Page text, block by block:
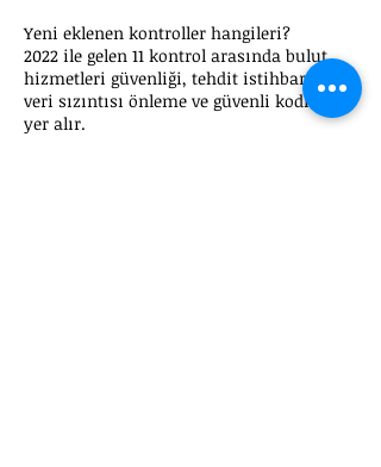
Yeni eklenen kontroller hangileri?
2022 ile gelen 11 kontrol arasında bulut
hizmetleri güvenliği, tehdit istihbaratı,
veri sızıntısı önleme ve güvenli kodlama
yer alır.